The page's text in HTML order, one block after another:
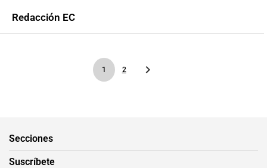
Redacción EC
1 2
Secciones
Suscríbete